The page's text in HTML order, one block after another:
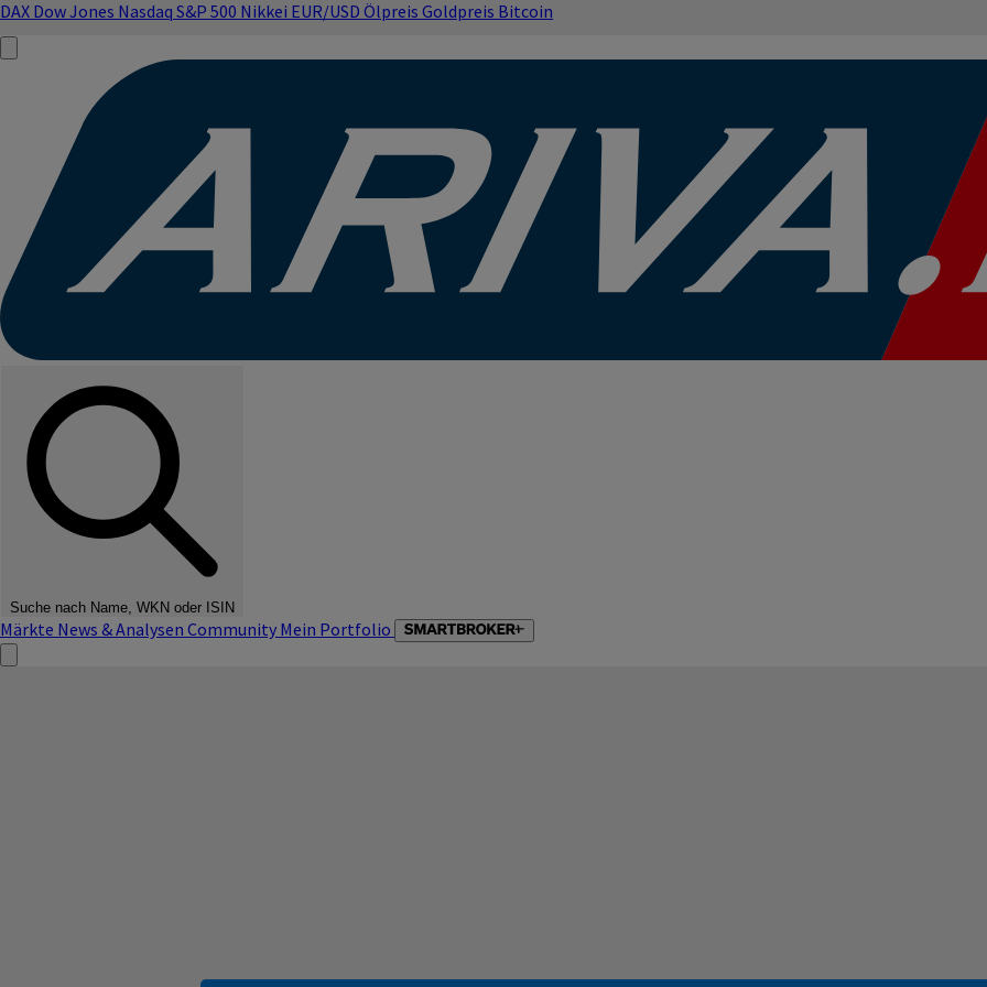
DAX Dow Jones Nasdaq S&P 500 Nikkei EUR/USD Ölpreis Goldpreis Bitcoin
Suche nach Name, WKN oder ISIN
Märkte News & Analysen Community Mein Portfolio